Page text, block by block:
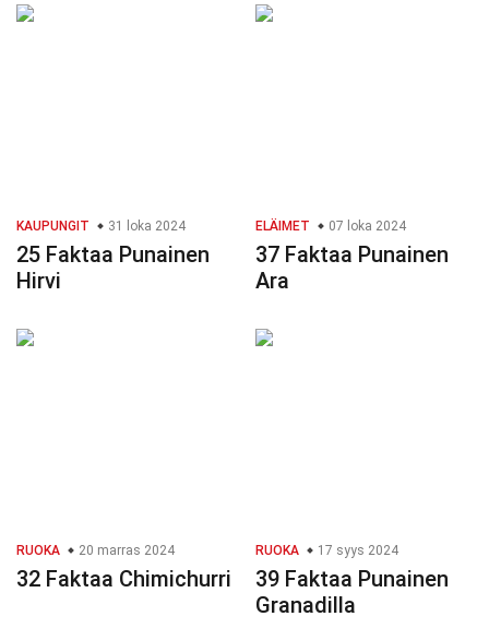
KAUPUNGIT 31 loka 2024
25 Faktaa Punainen
Hirvi
ELÄIMET 07 loka 2024
37 Faktaa Punainen
Ara
RUOKA 20 marras 2024
32 Faktaa Chimichurri
RUOKA 17 syys 2024
39 Faktaa Punainen
Granadilla